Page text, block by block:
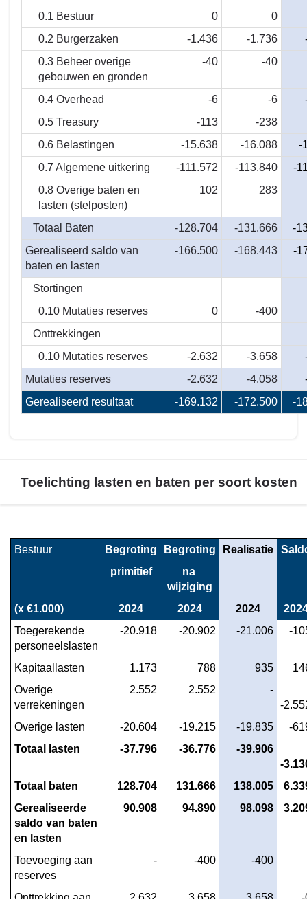
0.1 Bestuur
0
0
0.2 Burgerzaken
-1.436 -1.736
0.3 Beheer overige
gebouwen en gronden
-40 -40
0.4 Overhead -6 -6
0.5 Treasury
-113
-238
0.6 Belastingen
-15.638 -16.088
-
0.7 Algemene uitkering
-111.572 -113.840
-
0.8 Overige baten en
lasten (stelposten)
102 283
Totaal Baten -128.704 -131.666
-
Gerealiseerd saldo van
baten en lasten
-166.500 -168.443 -
Stortingen
0.10 Mutaties reserves
0
-400
Onttrekkingen
0.10 Mutaties reserves
-2.632 -3.658
Mutaties reserves
-2.632 -4.058
Gerealiseerd resultaat
-169.132 -172.500 -
Toelichting lasten en baten per soort kosten
naar
overzicht
programma
Toelichting
lasten
baten
soort
Bestuur Begroting Begroting Realisatie
primitief
na
wijziging
(x €1.000)
2024 2024 2024
Toegerekende
personeelslasten
-20.918 -20.902 -21.006 -
Kapitaallasten 1.173 788 935
Overige
verrekeningen
2.552 2.552
-
-
Overige lasten
-20.604 -19.215 -19.835
-
Totaal lasten
-37.796 -36.776
-39.906
-
Totaal baten
128.704 131.666 138.005
Gerealiseerde
saldo van baten
en lasten
90.908 94.890 98.098
Toevoeging aan
reserves
- -400 -400